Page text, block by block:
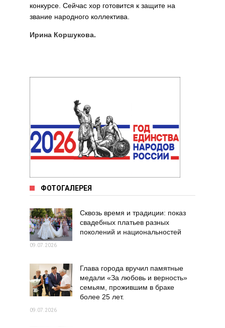
конкурсе. Сейчас хор готовится к защите на
звание народного коллектива.
Ирина Коршукова.
ФОТОГАЛЕРЕЯ
Сквозь время и традиции: показ
свадебных платьев разных
поколений и национальностей
09.07.2026
Глава города вручил памятные
медали «За любовь и верность»
семьям, прожившим в браке
более 25 лет.
09.07.2026